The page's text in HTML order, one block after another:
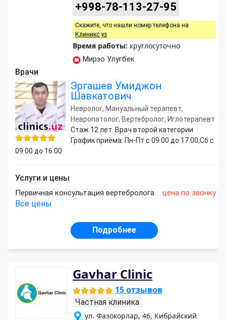
+998-78-113-27-95
Скажите, что нашли номер телефона на
Клиникс уз
Время работы: круглосуточно
Мирзо Улугбек
Врачи
Эргашев Умиджон
Шавкатович
Невролог, Мануальный терапевт,
Невропатолог, Вертебролог, Иглотерапевт
Стаж 12 лет. Врач второй категории
График приёма: Пн-Пт с 09:00 до 17:00;Сб с
09:00 до 16:00
Услуги и цены
Первичная консультация вертебролога цена по звонку
Все цены
Подробнее
Gavhar Clinic
15 отзывов
Частная клиника
ул. Фазокорлар, 46, Кибрайский